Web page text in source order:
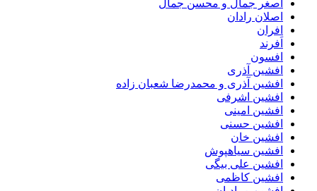
اصغر جمال و محسن جمال
اصلان رادان
افران
اَفرند
افسون
افشین آذری
افشین آذری و محمدرضا شعبان زاده
افشین اشرفی
افشین امینی
افشین حسنی
افشین خان
افشین سیاهپوش
افشین علی بیگی
افشین کاظمی